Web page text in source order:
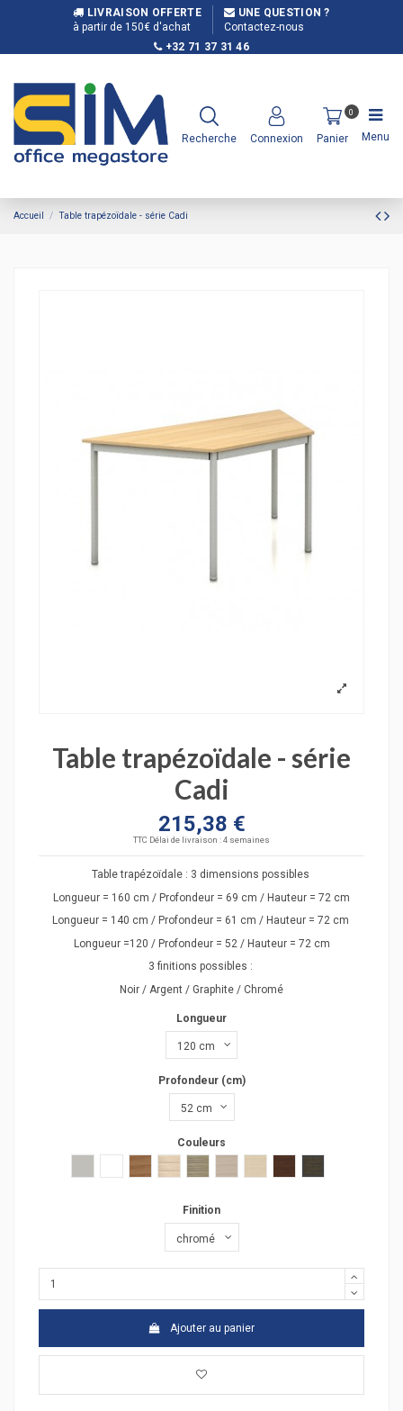
LIVRAISON OFFERTE
à partir de 150€ d'achat
UNE QUESTION ?
Contactez-nous
+32 71 37 31 46
Recherche Connexion
0
Panier Menu
Accueil Table trapézoïdale - série Cadi
Table trapézoïdale - série
Cadi
215,38 €
TTC Délai de livraison : 4 semaines
Table trapézoïdale : 3 dimensions possibles
Longueur = 160 cm / Profondeur = 69 cm / Hauteur = 72 cm
Longueur = 140 cm / Profondeur = 61 cm / Hauteur = 72 cm
Longueur =120 / Profondeur = 52 / Hauteur = 72 cm
3 finitions possibles :
Noir / Argent / Graphite / Chromé
Longueur
Profondeur (cm)
Couleurs
poirieracacia clairacacia fonçé
Finition
Ajouter au panier